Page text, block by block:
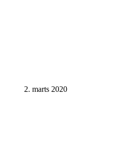
2. marts 2020